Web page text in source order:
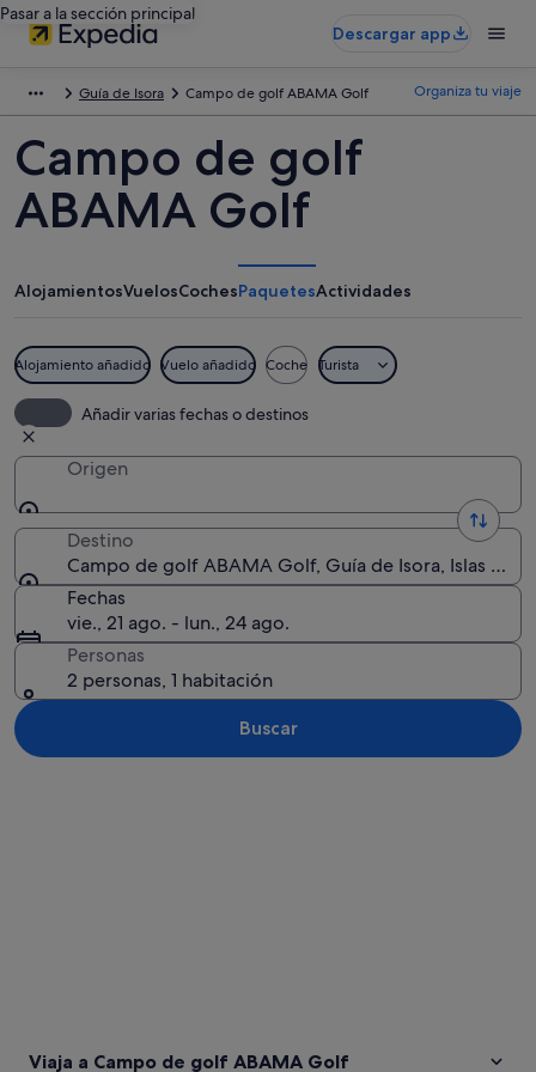
Pasar a la sección principal
Descargar app
Guía de Isora Campo de golf ABAMA Golf Organiza tu viaje
Campo de golf
ABAMA Golf
AlojamientosVuelosCochesPaquetesActividades
Alojamiento añadido Vuelo añadido Coche Turista
Añadir varias fechas o destinos
Origen
Destino
Campo de golf ABAMA Golf, Guía de Isora, Islas
Fechas
vie., 21 ago. - lun., 24 ago.
Personas
2 personas, 1 habitación
Buscar
Viaja a Campo de golf ABAMA Golf